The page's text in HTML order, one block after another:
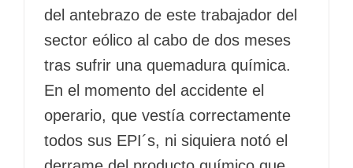
del antebrazo de este trabajador del
sector eólico al cabo de dos meses
tras sufrir una quemadura química.
En el momento del accidente el
operario, que vestía correctamente
todos sus EPI´s, ni siquiera notó el